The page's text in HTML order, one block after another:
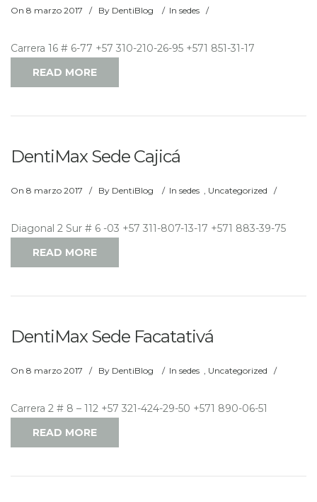
On 8 marzo 2017 / By DentiBlog / In sedes /
Carrera 16 # 6-77 +57 310-210-26-95 +571 851-31-17
READ MORE
DentiMax Sede Cajicá
On 8 marzo 2017 / By DentiBlog / In sedes , Uncategorized /
Diagonal 2 Sur # 6 -03 +57 311-807-13-17 +571 883-39-75
READ MORE
DentiMax Sede Facatativá
On 8 marzo 2017 / By DentiBlog / In sedes , Uncategorized /
Carrera 2 # 8 – 112 +57 321-424-29-50 +571 890-06-51
READ MORE